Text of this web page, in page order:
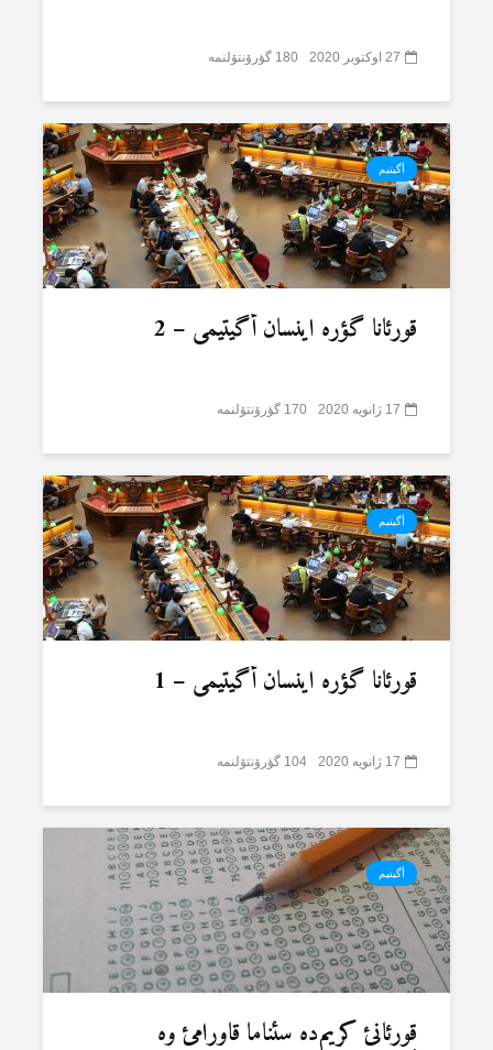
27 اوکتوبر 2020 180 گؤرۆنتۆلنمە
أگیتیم
قورئانا گؤرە اینسان أگیتیمی – 2
17 ژانویه 2020 170 گؤرۆنتۆلنمە
أگیتیم
قورئانا گؤرە اینسان أگیتیمی – 1
17 ژانویه 2020 104 گؤرۆنتۆلنمە
أگیتیم
قورئانئ کریم‌دە سئناما قاورامئ وە